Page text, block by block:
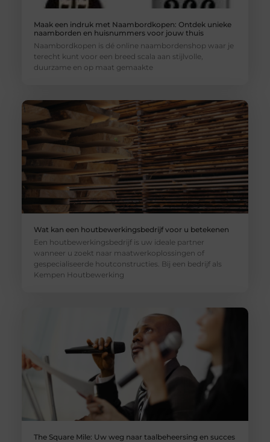
Maak een indruk met Naambordkopen: Ontdek unieke
naamborden en huisnummers voor jouw thuis
Naambordkopen is dé online naambordenshop waar je
terecht kunt voor een breed scala aan stijlvolle,
duurzame en op maat gemaakte
Wat kan een houtbewerkingsbedrijf voor u betekenen
Een houtbewerkingsbedrijf is uw ideale partner
wanneer u zoekt naar maatwerkoplossingen of
gespecialiseerde houtconstructies. Bij een bedrijf als
Kempen Houtbewerking
The Square Mile: Uw weg naar taalbeheersing en succes